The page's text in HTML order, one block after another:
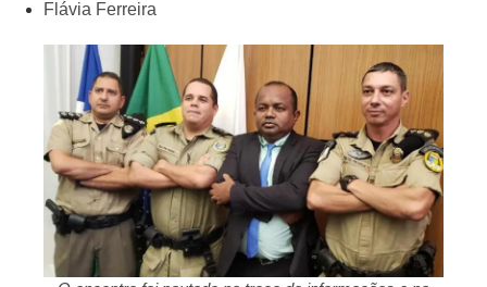
Flávia Ferreira